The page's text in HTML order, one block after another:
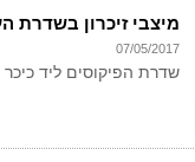
מיצבי זיכרון בשדרת
07/05/2017
שדרת הפיקוסים ליד כיכר